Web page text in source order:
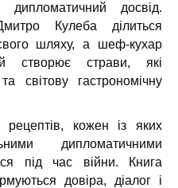
дипломатичний досвід.
Кулеба ділиться
шляху, а шеф-кухар
створює страви, які
світову гастрономічну
кожен із яких
дипломатичними
під час війни. Книга
довіра, діалог і